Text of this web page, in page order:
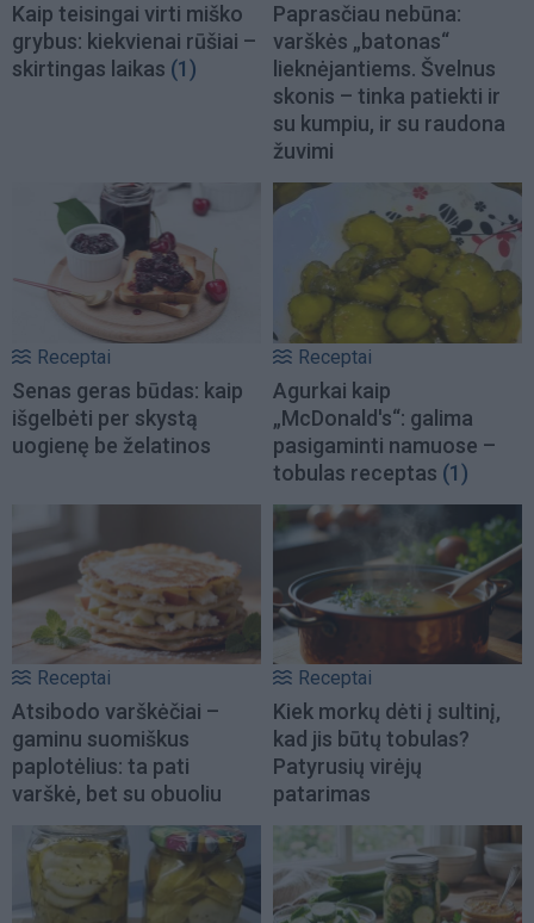
Kaip teisingai virti miško
grybus: kiekvienai rūšiai –
skirtingas laikas (1)
Paprasčiau nebūna:
varškės „batonas“
lieknėjantiems. Švelnus
skonis – tinka patiekti ir
su kumpiu, ir su raudona
žuvimi
Receptai
Senas geras būdas: kaip
išgelbėti per skystą
uogienę be želatinos
Receptai
Agurkai kaip
„McDonald's“: galima
pasigaminti namuose –
tobulas receptas (1)
Receptai
Atsibodo varškėčiai –
gaminu suomiškus
paplotėlius: ta pati
varškė, bet su obuoliu
Receptai
Kiek morkų dėti į sultinį,
kad jis būtų tobulas?
Patyrusių virėjų
patarimas